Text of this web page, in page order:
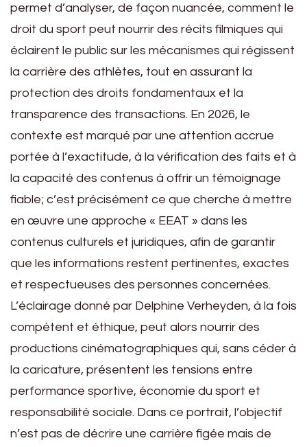
permet d’analyser, de façon nuancée, comment le
droit du sport peut nourrir des récits filmiques qui
éclairent le public sur les mécanismes qui régissent
la carrière des athlètes, tout en assurant la
protection des droits fondamentaux et la
transparence des transactions. En 2026, le
contexte est marqué par une attention accrue
portée à l’exactitude, à la vérification des faits et à
la capacité des contenus à offrir un témoignage
fiable; c’est précisément ce que cherche à mettre
en œuvre une approche « EEAT » dans les
contenus culturels et juridiques, afin de garantir
que les informations restent pertinentes, exactes
et respectueuses des personnes concernées.
L’éclairage donné par Delphine Verheyden, à la fois
compétent et éthique, peut alors nourrir des
productions cinématographiques qui, sans céder à
la caricature, présentent les tensions entre
performance sportive, économie du sport et
responsabilité sociale. Dans ce portrait, l’objectif
n’est pas de décrire une carrière figée mais de